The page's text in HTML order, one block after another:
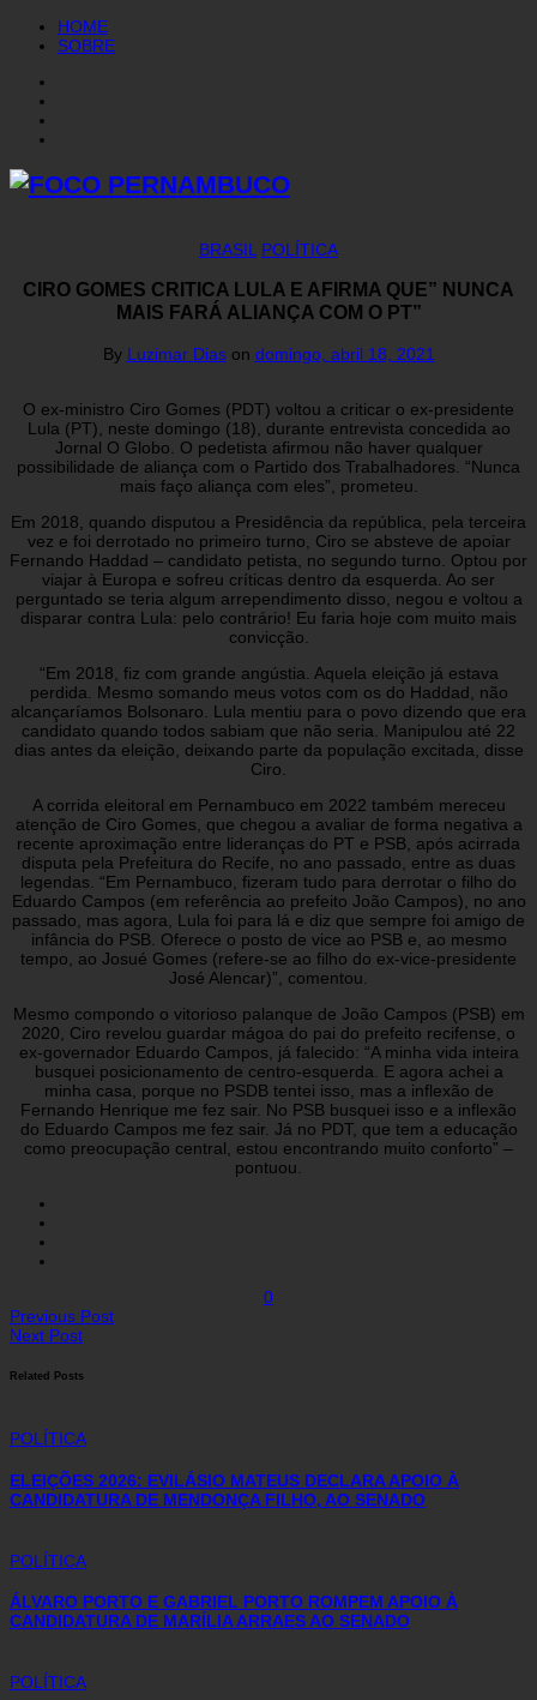
HOME
SOBRE
BRASIL POLÍTICA
CIRO GOMES CRITICA LULA E AFIRMA QUE” NUNCA
MAIS FARÁ ALIANÇA COM O PT”
By Luzimar Dias on domingo, abril 18, 2021
O ex-ministro Ciro Gomes (PDT) voltou a criticar o ex-presidente
Lula (PT), neste domingo (18), durante entrevista concedida ao
Jornal O Globo. O pedetista afirmou não haver qualquer
possibilidade de aliança com o Partido dos Trabalhadores. “Nunca
mais faço aliança com eles”, prometeu.
Em 2018, quando disputou a Presidência da república, pela terceira
vez e foi derrotado no primeiro turno, Ciro se absteve de apoiar
Fernando Haddad – candidato petista, no segundo turno. Optou por
viajar à Europa e sofreu críticas dentro da esquerda. Ao ser
perguntado se teria algum arrependimento disso, negou e voltou a
disparar contra Lula: pelo contrário! Eu faria hoje com muito mais
convicção.
“Em 2018, fiz com grande angústia. Aquela eleição já estava
perdida. Mesmo somando meus votos com os do Haddad, não
alcançaríamos Bolsonaro. Lula mentiu para o povo dizendo que era
candidato quando todos sabiam que não seria. Manipulou até 22
dias antes da eleição, deixando parte da população excitada, disse
Ciro.
A corrida eleitoral em Pernambuco em 2022 também mereceu
atenção de Ciro Gomes, que chegou a avaliar de forma negativa a
recente aproximação entre lideranças do PT e PSB, após acirrada
disputa pela Prefeitura do Recife, no ano passado, entre as duas
legendas. “Em Pernambuco, fizeram tudo para derrotar o filho do
Eduardo Campos (em referência ao prefeito João Campos), no ano
passado, mas agora, Lula foi para lá e diz que sempre foi amigo de
infância do PSB. Oferece o posto de vice ao PSB e, ao mesmo
tempo, ao Josué Gomes (refere-se ao filho do ex-vice-presidente
José Alencar)”, comentou.
Mesmo compondo o vitorioso palanque de João Campos (PSB) em
2020, Ciro revelou guardar mágoa do pai do prefeito recifense, o
ex-governador Eduardo Campos, já falecido: “A minha vida inteira
busquei posicionamento de centro-esquerda. E agora achei a
minha casa, porque no PSDB tentei isso, mas a inflexão de
Fernando Henrique me fez sair. No PSB busquei isso e a inflexão
do Eduardo Campos me fez sair. Já no PDT, que tem a educação
como preocupação central, estou encontrando muito conforto” –
pontuou.
0
Previous Post
Next Post
Related Posts
POLÍTICA
ELEIÇÕES 2026: EVILÁSIO MATEUS DECLARA APOIO À
CANDIDATURA DE MENDONÇA FILHO, AO SENADO
POLÍTICA
ÁLVARO PORTO E GABRIEL PORTO ROMPEM APOIO À
CANDIDATURA DE MARÍLIA ARRAES AO SENADO
POLÍTICA